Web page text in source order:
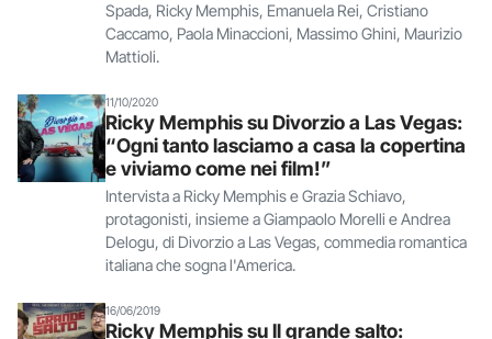
Spada, Ricky Memphis, Emanuela Rei, Cristiano
Caccamo, Paola Minaccioni, Massimo Ghini, Maurizio
Mattioli.
11/10/2020
Ricky Memphis su Divorzio a Las Vegas:
“Ogni tanto lasciamo a casa la copertina
e viviamo come nei film!”
Intervista a Ricky Memphis e Grazia Schiavo,
protagonisti, insieme a Giampaolo Morelli e Andrea
Delogu, di Divorzio a Las Vegas, commedia romantica
italiana che sogna l'America.
16/06/2019
Ricky Memphis su Il grande salto: